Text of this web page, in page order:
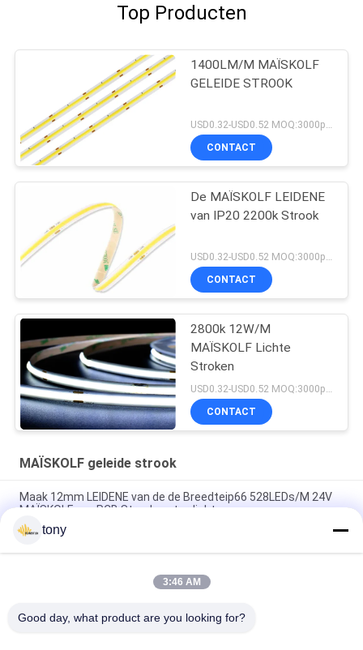
Top Producten
1400LM/M MAÏSKOLF
GELEIDE STROOK
USD0.32-USD0.52 MOQ:3000pcs
CONTACT
De MAÏSKOLF LEIDENE
van IP20 2200k Strook
CONTACT
2800k 12W/M
MAÏSKOLF Lichte
Stroken
CONTACT
MAÏSKOLF geleide strook
Maak 12mm LEIDENE van de de Breedteip66 528LEDs/M 24V
MAÏSKOLF van PCB Strook waterdicht
LEIDENE Licht MAÏSKOLFstrook
Slanke LEIDENE van de Vlek Vrije Plastic 12-24V 10W
tony
3:46 AM
Good day, what product are you looking for?